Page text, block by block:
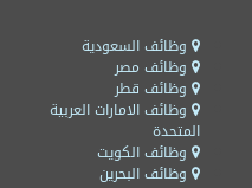
وظائف السعودية
وظائف مصر
وظائف قطر
وظائف الامارات العربية
المتحدة
وظائف الكويت
وظائف البحرين